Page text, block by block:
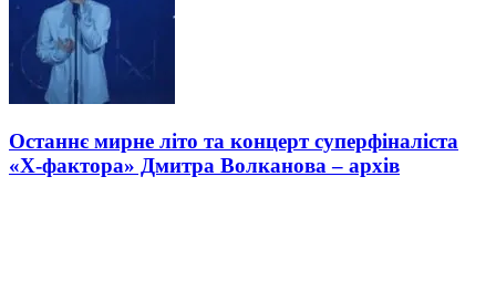
Останнє мирне літо та концерт суперфіналіста
«Х-фактора» Дмитра Волканова – архів